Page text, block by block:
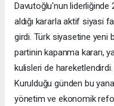
Davutoğlu'nun liderliğinde
aldığı kararla aktif siyasi
girdi. Türk siyasetine yeni
partinin kapanma kararı,
kulisleri de hareketlendirdi.
Kurulduğu günden bu
yönetim ve ekonomik